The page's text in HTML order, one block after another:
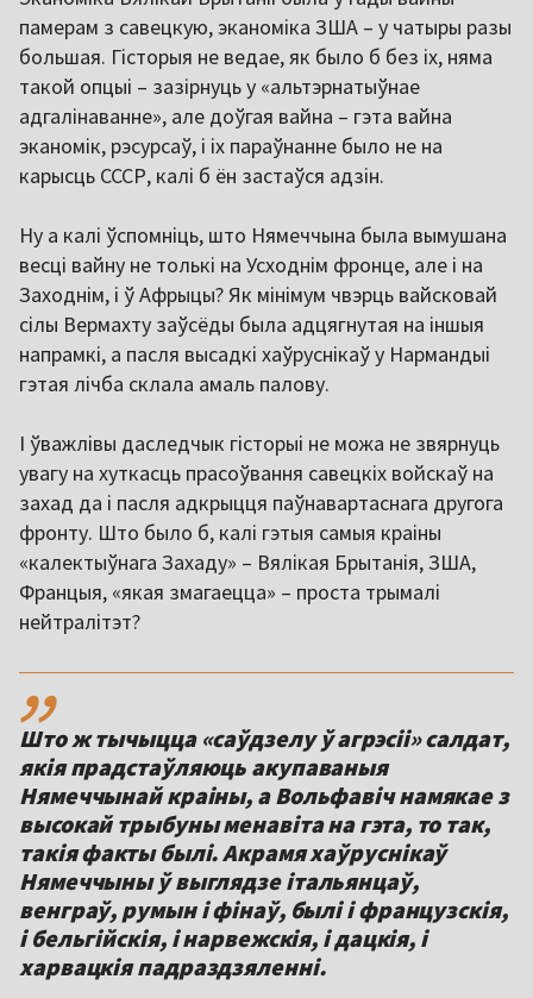
памерам з савецкую, эканоміка ЗША – у чатыры разы
большая. Гісторыя не ведае, як было б без іх, няма
такой опцыі – зазірнуць у «альтэрнатыўнае
адгалінаванне», але доўгая вайна – гэта вайна
эканомік, рэсурсаў, і іх параўнанне было не на
карысць СССР, калі б ён застаўся адзін.
Ну а калі ўспомніць, што Нямеччына была вымушана
весці вайну не толькі на Усходнім фронце, але і на
Заходнім, і ў Афрыцы? Як мінімум чвэрць вайсковай
сілы Вермахту заўсёды была адцягнутая на іншыя
напрамкі, а пасля высадкі хаўруснікаў у Нармандыі
гэтая лічба склала амаль палову.
І ўважлівы даследчык гісторыі не можа не звярнуць
увагу на хуткасць прасоўвання савецкіх войскаў на
захад да і пасля адкрыцця паўнавартаснага другога
фронту. Што было б, калі гэтыя самыя краіны
«калектыўнага Захаду» – Вялікая Брытанія, ЗША,
Францыя, «якая змагаецца» – проста трымалі
нейтралітэт?
,,
Што ж тычыцца «саўдзелу ў агрэсіі» салдат,
якія прадстаўляюць акупаваныя
Нямеччынай краіны, а Вольфавіч намякае з
высокай трыбуны менавіта на гэта, то так,
такія факты былі. Акрамя хаўруснікаў
Нямеччыны ў выглядзе італьянцаў,
венграў, румын і фінаў, былі і французскія,
і бельгійскія, і нарвежскія, і дацкія, і
харвацкія падраздзяленні.